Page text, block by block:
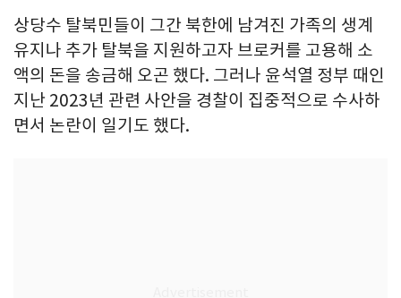
상당수 탈북민들이 그간 북한에 남겨진 가족의 생계
유지나 추가 탈북을 지원하고자 브로커를 고용해 소
액의 돈을 송금해 오곤 했다. 그러나 윤석열 정부 때인
지난 2023년 관련 사안을 경찰이 집중적으로 수사하
면서 논란이 일기도 했다.